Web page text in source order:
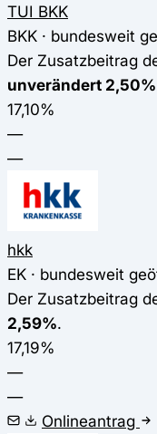
TUI BKK
BKK · bundesweit
Der Zusatzbeitrag
unverändert 2,50%
17,10%
—
—
hkk
EK · bundesweit
Der Zusatzbeitrag
2,59%.
17,19%
—
—
Onlineantrag